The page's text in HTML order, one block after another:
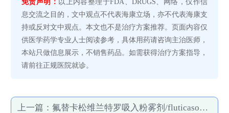
免责声明： 以上内容整理于FDA、DRUGS、网络，仅作信
息交流之目的，文中观点不代表海康立场，亦不代表海康支
持或反对文中观点。本文也不是治疗方案推荐。页面内容仅
供医学药学专业人士阅读参考，具体用药请咨询主治医师，
本站只做信息展示，不销售药品。如需获得治疗方案指导，
请前往正规医院就诊。
上一篇： 氟替卡松维兰特罗吸入粉雾剂/fluticasone furoate and vilanterol